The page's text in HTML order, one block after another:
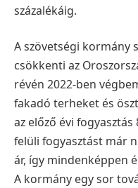
százalékáig.
A szövetségi kormány
csökkenti az
révén 2022-ben
fakadó terheket és
az előző évi
felüli fogyasztást már
ár, így mindenképpen
A kormány egy sor